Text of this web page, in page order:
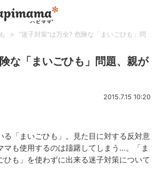
>
“迷子対策”は万全? 危険な「まいごひも」問
な「まいごひも」問題、親が
2015.7.15 10:20
る「まいごひも」。見た目に対する反対意
マも使用するのは躊躇してしまう…。「ま
ひも」を使わずに出来る迷子対策について